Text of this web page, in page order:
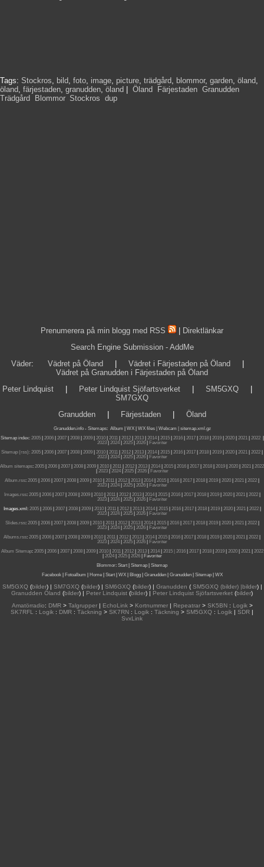
Tags: Stockros, bild, foto, image, picture, trädgård, blommor, garden, öland,
öland, färjestaden, granudden, öland Öland Färjestaden Granudden
Trädgård
Blommor, Stockros dup
Prenumerera på min blogg med RSS
Direktlänkar
Search Engine Submission - AddMe
Väder: Vädret på Öland Vädret i Färjestaden på Öland
Vädret på Granudden i Färjestaden på Öland
Peter Lindquist
Peter Lindquist Sjöfartsverket SM5GXQ
SM7GXQ
Granudden| Färjestaden| Öland
Granudden.info- Sitemaps: Album WX WX files | Webcam |
sitemap.xml.gz
Sitemap index: 2005| 2006| 2007| 2008| 2009| 2010| 2011| 2012| 2013| 2014| 2015| 2016| 2017| 2018| 2019| 2020| 2021| 2022|
2023| 2024| 2025| 2026|
Favoriter
Sitemap (rss): 2005 2006 2007 2008 2009 2010 2011 2012 2013 2014 2015 2016 2017 2018 2019 2020 2021 2022
2023| 2024| 2025| 2026|
Favoriter
Album sitemaps: 2005 2006 2007 2008 2009 2010 2011 2012 2013 2014 2015 2016 2017 2018 2019 2020 2021
2022
2023| 2024| 2025| 2026|
Favoriter
Album.rss: 2005 2006 2007 2008 2009 2010 2011 2012 2013 2014 2015 2016 2017 2018 2019 2020 2021 2022
2023| 2024| 2025| 2026|
Favoriter
Images.rss: 2005| 2006| 2007| 2008| 2009| 2010| 2011| 2012| 2013| 2014| 2015| 2016| 2017| 2018| 2019| 2020| 2021| 2022|
2023| 2024| 2025| 2026|
Favoriter
Images.xml: 2005| 2006| 2007| 2008| 2009| 2010| 2011| 2012| 2013| 2014| 2015| 2016| 2017| 2018| 2019| 2020| 2021| 2022|
2023| 2024| 2025| 2026|
Favoriter
Slides.rss: 2005| 2006| 2007| 2008| 2009| 2010| 2011| 2012| 2013| 2014| 2015| 2016| 2017| 2018| 2019| 2020| 2021| 2022|
2023| 2024| 2025| 2026|
Favoriter
Albums.rss: 2005 2006 2007 2008 2009 2010 2011 2012 2013 2014 2015 2016 2017 2018 2019 2020 2021 2022
2023| 2024| 2025| 2026|
Favoriter
Album Sitemap: 2005| 2006| 2007| 2008| 2009| 2010| 2011| 2012| 2013| 2014| 2015 | 2016| 2017| 2018| 2019| 2020| 2021| 2022
2024| 2025| 2026|
Favoriter
Blommor: Start Sitemap
Sitemap
Facebook| Fotoalbum Home| Start| WX| Blogg| Granudden| Granudden| Sitemap| WX
SM5GXQ(bilder) | SM7GXQ(bilder) | SM6GXQ(bilder) | Granudden (SM5GXQ (bilder) |bilder) |
Granudden Öland (bilder) | Peter Lindquist (bilder) | Peter Lindquist Sjöfartsverket (bilder)
Amatörradio: DMR> Talgrupper| EchoLink> Kortnummer| Repeatrar> SK5BN: Logik>
SK7RFL
: Logik : DMR : Täckning > SK7RN : Logik : Täckning > SM5GXQ : Logik | SDR |
SvxLink